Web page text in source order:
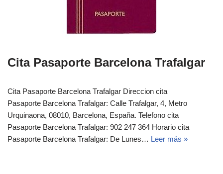
Cita Pasaporte Barcelona Trafalgar
Cita Pasaporte Barcelona Trafalgar Direccion cita
Pasaporte Barcelona Trafalgar: Calle Trafalgar, 4, Metro
Urquinaona, 08010, Barcelona, España. Telefono cita
Pasaporte Barcelona Trafalgar: 902 247 364 Horario cita
Pasaporte Barcelona Trafalgar: De Lunes… Leer más »